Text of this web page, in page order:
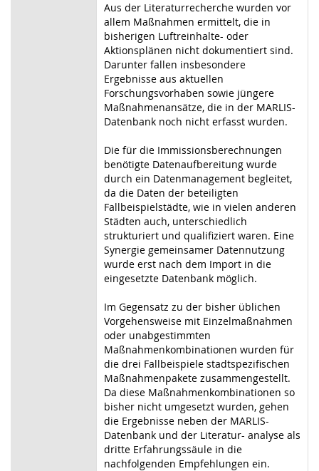
Aus der Literaturrecherche wurden vor
allem Maßnahmen ermittelt, die in
bisherigen Luftreinhalte- oder
Aktionsplänen nicht dokumentiert sind.
Darunter fallen insbesondere
Ergebnisse aus aktuellen
Forschungsvorhaben sowie jüngere
Maßnahmenansätze, die in der MARLIS-
Datenbank noch nicht erfasst wurden.
Die für die Immissionsberechnungen
benötigte Datenaufbereitung wurde
durch ein Datenmanagement begleitet,
da die Daten der beteiligten
Fallbeispielstädte, wie in vielen anderen
Städten auch, unterschiedlich
strukturiert und qualifiziert waren. Eine
Synergie gemeinsamer Datennutzung
wurde erst nach dem Import in die
eingesetzte Datenbank möglich.
Im Gegensatz zu der bisher üblichen
Vorgehensweise mit Einzelmaßnahmen
oder unabgestimmten
Maßnahmenkombinationen wurden für
die drei Fallbeispiele stadtspezifischen
Maßnahmenpakete zusammengestellt.
Da diese Maßnahmenkombinationen so
bisher nicht umgesetzt wurden, gehen
die Ergebnisse neben der MARLIS-
Datenbank und der Literatur- analyse als
dritte Erfahrungssäule in die
nachfolgenden Empfehlungen ein.